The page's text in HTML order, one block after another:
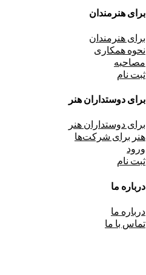
برای هنرمندان
برای هنرمندان
نحوه همکاری
مصاحبه
ثبت نام
برای دوستداران هنر
برای دوستداران هنر
هنر برای شرکت‌ها
ورود
ثبت نام
درباره ما
درباره ما
تماس با ما